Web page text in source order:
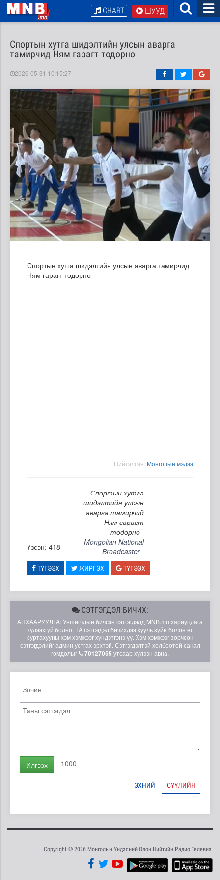
ШУУД
CHART
Спортын хутга шидэлтийн улсын аварга
тамирчид Ням гарагт тодорно
2026-05-31 10:15:27
Спортын хутга шидэлтийн улсын аварга тамирчид
Ням гарагт тодорно
Нийтэлсэн: Moнголын мэдээ
Спортын хутга
шидэлтийн улсын
аварга тамирчид
Ням гарагт
тодорно
Үзсэн: 418
Mongolian National
Broadcaster
ТҮГЭЭХ ЖИРГЭХ ТҮГЭЭХ
СЭТГЭГДЭЛ БИЧИХ:
АНХААРУУЛГА: Уншигчдын бичсэн сэтгэгдэлд MNB.mn хариуцлага
хүлээхгүй болно. ТА сэтгэгдэл бичихдээ хууль зүйн болон ёс
суртахууны хэм хэмжээг хүндэтгэнэ үү. Хэм хэмжээг зөрчсөн
сэтгэгдэлийг админ устгах эрхтэй. Сэтгэгдэлтэй холбоотой санал
гомдолыг
70127055 утсаар хүлээн авна.
Илгээх 1000
ЭХНИЙ СҮҮЛИЙН
Copyright © 2026 Монголын Үндэсний Олон Нийтийн Радио Телевиз.